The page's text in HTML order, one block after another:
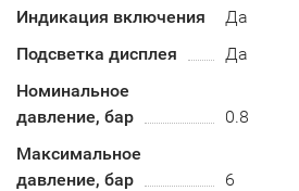
Индикация включения
Да
Подсветка дисплея
Да
Номинальное
давление, бар
0.8
Максимальное
давление, бар
6